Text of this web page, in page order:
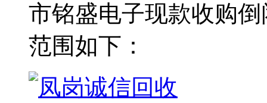
市铭盛电子现款收购
范围如下：